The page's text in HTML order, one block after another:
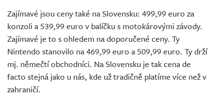
Zajímavé jsou ceny také na Slovensku: 499,99 euro za
konzoli a 539,99 euro v balíčku s motokárovými závody.
Zajímavé je to s ohledem na doporučené ceny. Ty
Nintendo stanovilo na 469,99 euro a 509,99 euro. Ty drží
mj. němečtí obchodníci. Na Slovensku je tak cena de
facto stejná jako u nás, kde už tradičně platíme více než v
zahraničí.